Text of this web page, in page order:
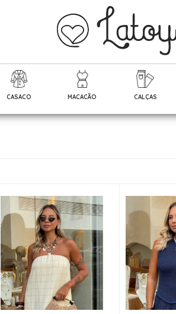
CASACO MACACÃO CALÇAS